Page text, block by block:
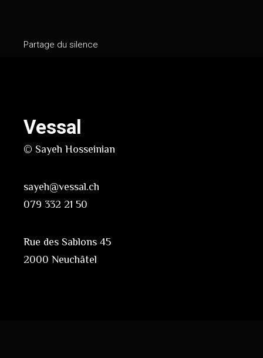
Partage du silence
Vessal
© Sayeh Hosseinian
sayeh@vessal.ch
079 332 21 50
Rue des Sablons 45
2000 Neuchâtel